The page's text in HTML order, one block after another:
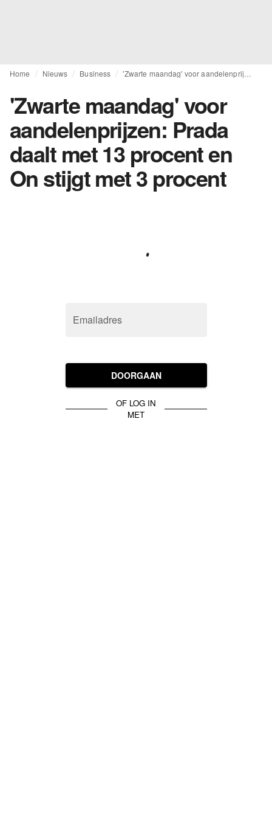
Home Nieuws Business
'Zwarte maandag' voor
aandelenprijzen: Prada
daalt met 13 procent en
On stijgt met 3 procent
Emailadres
DOORGAAN
OF LOG IN
MET